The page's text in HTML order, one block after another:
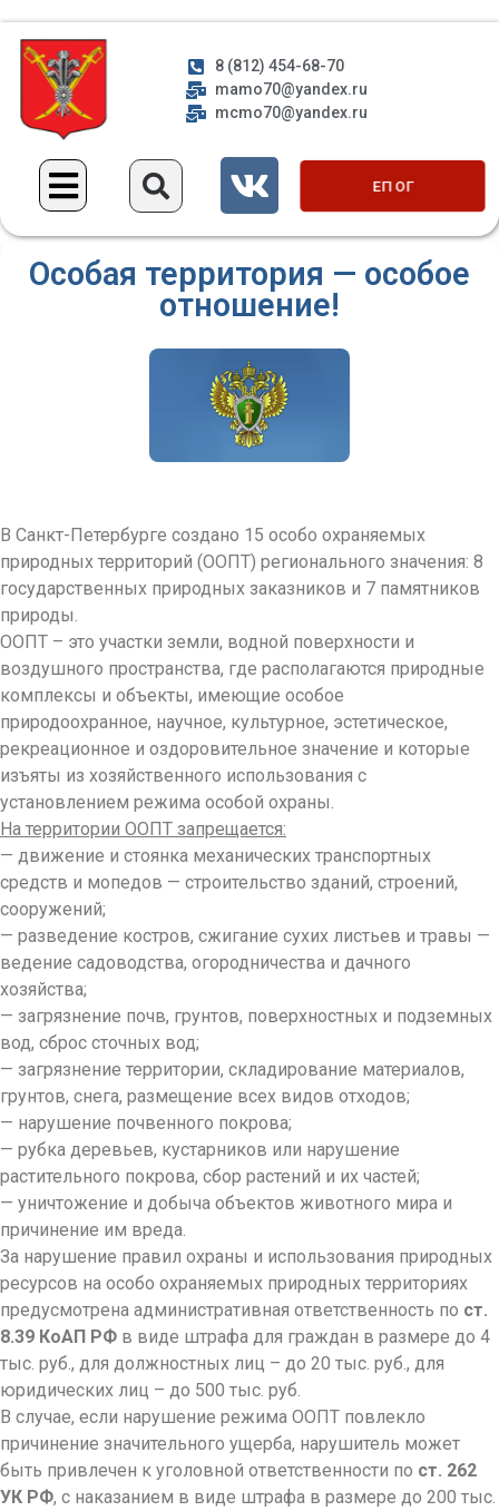
8 (812) 454-68-70
mamo70@yandex.ru
mcmo70@yandex.ru
ЕП ОГ
Особая территория — особое
отношение!
В Санкт-Петербурге создано 15 особо охраняемых
природных территорий (ООПТ) регионального значения: 8
государственных природных заказников и 7 памятников
природы.
ООПТ – это участки земли, водной поверхности и
воздушного пространства, где располагаются природные
комплексы и объекты, имеющие особое
природоохранное, научное, культурное, эстетическое,
рекреационное и оздоровительное значение и которые
изъяты из хозяйственного использования с
установлением режима особой охраны.
На территории ООПТ запрещается:
— движение и стоянка механических транспортных
средств и мопедов — строительство зданий, строений,
сооружений;
— разведение костров, сжигание сухих листьев и травы —
ведение садоводства, огородничества и дачного
хозяйства;
— загрязнение почв, грунтов, поверхностных и подземных
вод, сброс сточных вод;
— загрязнение территории, складирование материалов,
грунтов, снега, размещение всех видов отходов;
— нарушение почвенного покрова;
— рубка деревьев, кустарников или нарушение
растительного покрова, сбор растений и их частей;
— уничтожение и добыча объектов животного мира и
причинение им вреда.
За нарушение правил охраны и использования природных
ресурсов на особо охраняемых природных территориях
предусмотрена административная ответственность по ст.
8.39 КоАП РФ в виде штрафа для граждан в размере до 4
тыс. руб., для должностных лиц – до 20 тыс. руб., для
юридических лиц – до 500 тыс. руб.
В случае, если нарушение режима ООПТ повлекло
причинение значительного ущерба, нарушитель может
быть привлечен к уголовной ответственности по ст. 262
УК РФ, с наказанием в виде штрафа в размере до 200 тыс.